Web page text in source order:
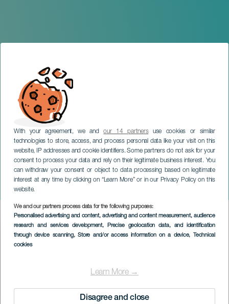
With your agreement, we andour 14 partnersuse cookies or similar
technologies to store, access, and process personal data like your visit on this
website, IP addresses and cookie identifiers. Some partners do not ask for your
consent to process your data and rely on their legitimate business interest. You
can withdraw your consent or object to data processing based on legitimate
interest at any time by clicking on “Learn More” or in our Privacy Policy on this
website.
We and our partners process data for the following purposes:
Personalised advertising and content, advertising and content measurement, audience
research and services development, Precise geolocation data, and identification
through device scanning, Store and/or access information on a device, Technical
cookies
Learn More →
Disagree and close
Piña Millo Fest
TENERIFE
Imagen
Listado